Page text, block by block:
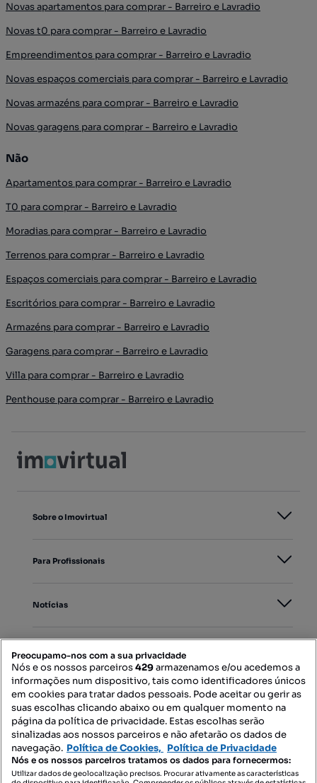
Novas apartamentos para comprar - Barreiro e Lavradio
Novas t0 para comprar - Barreiro e Lavradio
Empreendimentos para comprar - Barreiro e Lavradio
Novas espaços comerciais para comprar - Barreiro e Lavradio
Novas armazéns para comprar - Barreiro e Lavradio
Novas garagens para comprar - Barreiro e Lavradio
Não
Apartamentos para comprar - Barreiro e Lavradio
T0 para comprar - Barreiro e Lavradio
Moradias para comprar - Barreiro e Lavradio
Terrenos para comprar - Barreiro e Lavradio
Espaços comerciais para comprar - Barreiro e Lavradio
Escritórios para comprar - Barreiro e Lavradio
Armazéns para comprar - Barreiro e Lavradio
Garagens para comprar - Barreiro e Lavradio
Villa para comprar - Barreiro e Lavradio
Penthouse para comprar - Barreiro e Lavradio
Sobre o Imovirtual
Para Profissionais
Notícias
Mapa do Site
Contacte-nos
Preocupamo-nos com a sua privacidade
Nós e os nossos parceiros429armazenamos e/ou acedemos a
informações num dispositivo, tais como identificadores únicos
em cookies para tratar dados pessoais. Pode aceitar ou gerir as
suas escolhas clicando abaixo ou em qualquer momento na
página da política de privacidade. Estas escolhas serão
sinalizadas aos nossos parceiros e não afetarão os dados de
navegação. Política de Cookies, Política de Privacidade
Nós e os nossos parceiros tratamos os dados para fornecermos:
Utilizar dados de geolocalização precisos. Procurar ativamente as características